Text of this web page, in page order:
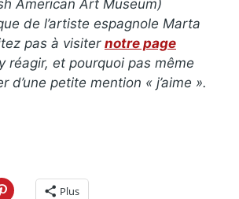
American Art Museum)
de l’artiste espagnole Marta
pas à visiter notre page
réagir, et pourquoi pas même
d’une petite mention « j’aime ».
Plus